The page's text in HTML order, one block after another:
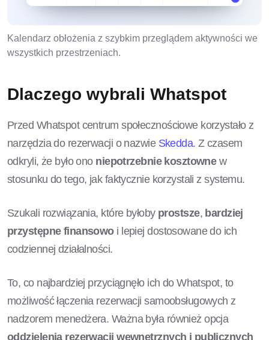
Kalendarz obłożenia z szybkim przeglądem aktywności we
wszystkich przestrzeniach.
Dlaczego wybrali Whatspot
Przed Whatspot centrum społecznościowe korzystało z
narzędzia do rezerwacji o nazwie Skedda. Z czasem
odkryli, że było ono niepotrzebnie kosztownew
stosunku do tego, jak faktycznie korzystali z systemu.
Szukali rozwiązania, które byłoby prostsze, bardziej
przystępne finansowoi lepiej dostosowane do ich
codziennej działalności.
To, co najbardziej przyciągnęło ich do Whatspot, to
możliwość łączenia rezerwacji samoobsługowych z
nadzorem menedżera. Ważna była również opcja
oddzielenia rezerwacji wewnętrznych i publicznych